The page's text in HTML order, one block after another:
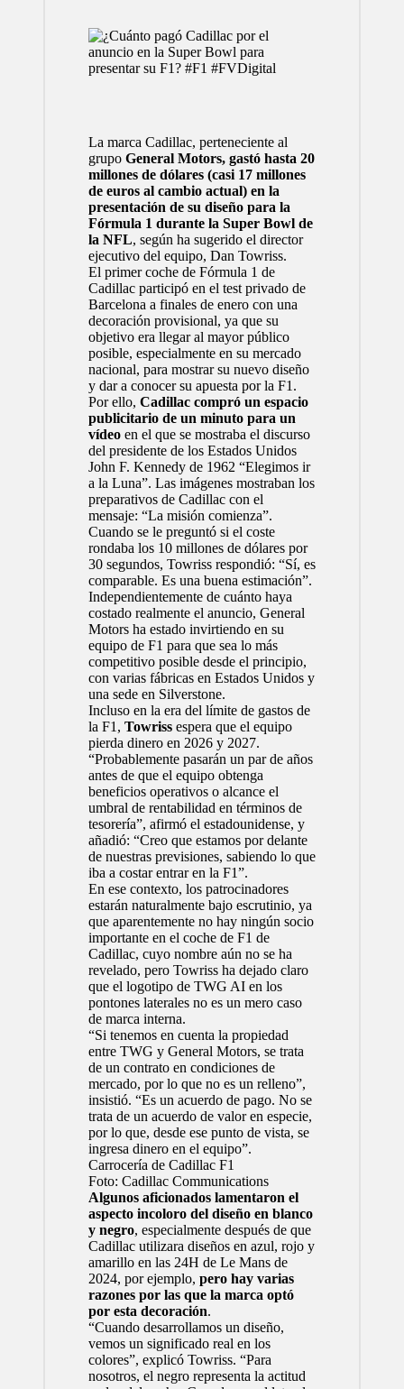
La marca Cadillac, perteneciente al
grupo General Motors, gastó hasta 20
millones de dólares (casi 17 millones
de euros al cambio actual) en la
presentación de su diseño para la
Fórmula 1 durante la Super Bowl de
la NFL, según ha sugerido el director
ejecutivo del equipo, Dan Towriss.
El primer coche de Fórmula 1 de
Cadillac participó en el test privado de
Barcelona a finales de enero con una
decoración provisional, ya que su
objetivo era llegar al mayor público
posible, especialmente en su mercado
nacional, para mostrar su nuevo diseño
y dar a conocer su apuesta por la F1.
Por ello, Cadillac compró un espacio
publicitario de un minuto para un
vídeoen el que se mostraba el discurso
del presidente de los Estados Unidos
John F. Kennedy de 1962 “Elegimos ir
a la Luna”. Las imágenes mostraban los
preparativos de Cadillac con el
mensaje: “La misión comienza”.
Cuando se le preguntó si el coste
rondaba los 10 millones de dólares por
30 segundos, Towriss respondió: “Sí, es
comparable. Es una buena estimación”.
Independientemente de cuánto haya
costado realmente el anuncio, General
Motors ha estado invirtiendo en su
equipo de F1 para que sea lo más
competitivo posible desde el principio,
con varias fábricas en Estados Unidos y
una sede en Silverstone.
Incluso en la era del límite de gastosde
la F1, Towrissespera que el equipo
pierda dinero en 2026 y 2027.
“Probablemente pasarán un par de años
antes de que el equipo obtenga
beneficios operativos o alcance el
umbral de rentabilidad en términos de
tesorería”, afirmó el estadounidense, y
añadió: “Creo que estamos por delante
de nuestras previsiones, sabiendo lo que
iba a costar entrar en la F1”.
En ese contexto, los patrocinadores
estarán naturalmente bajo escrutinio, ya
que aparentemente no hay ningún socio
importante en el coche de F1 de
Cadillac, cuyo nombre aún no se ha
revelado, pero Towriss ha dejado claro
que el logotipo de TWG AI en los
pontones laterales no es un mero caso
de marca interna.
“Si tenemos en cuenta la propiedad
entre TWG y General Motors, se trata
de un contrato en condiciones de
mercado, por lo que no es un relleno”,
insistió. “Es un acuerdo de pago. No se
trata de un acuerdo de valor en especie,
por lo que, desde ese punto de vista, se
ingresa dinero en el equipo”.
Carrocería de Cadillac F1
Foto: Cadillac Communications
Algunos aficionados lamentaron el
aspecto incoloro del diseño en blanco
y negro, especialmente después de que
Cadillac utilizara diseños en azul, rojo y
amarillo en las 24H de Le Mans de
2024, por ejemplo, pero hay varias
razones por las que la marca optó
por esta decoración.
“Cuando desarrollamos un diseño,
vemos un significado real en los
colores”, explicó Towriss. “Para
nosotros, el negro representa la actitud